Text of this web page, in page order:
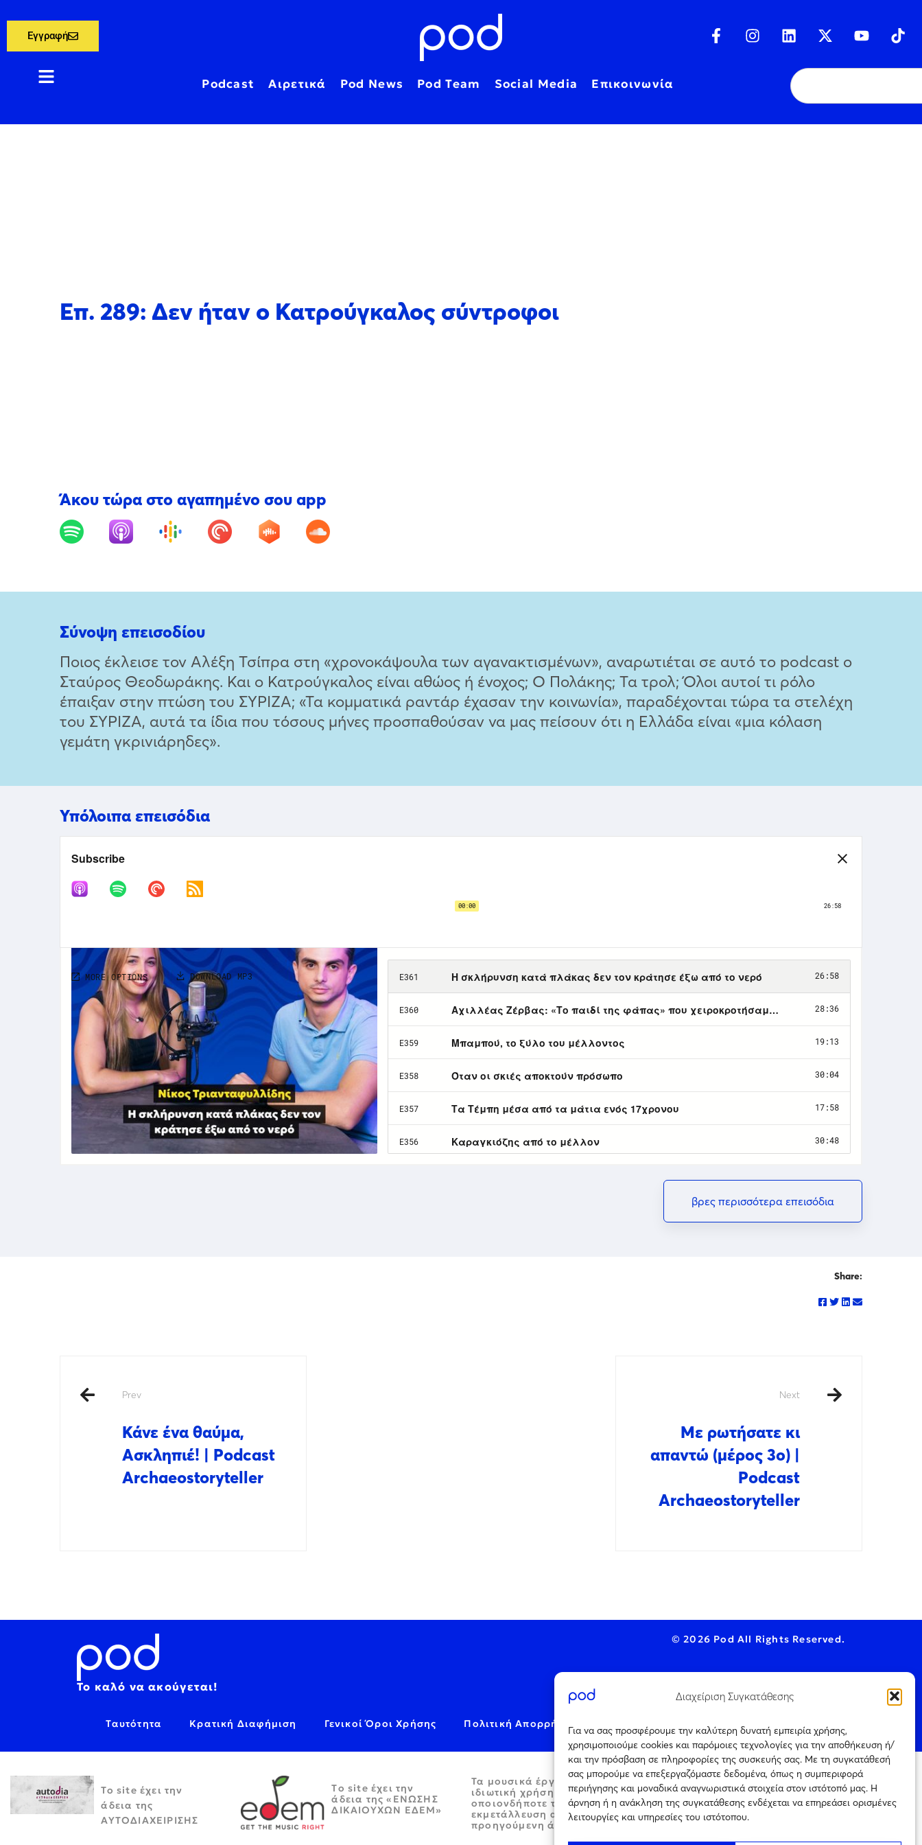
Διαχείριση Συγκατάθεσης
Για να σας προσφέρουμε την καλύτερη δυνατή εμπειρία χρήσης,
χρησιμοποιούμε cookies και παρόμοιες τεχνολογίες για την αποθήκευση ή/
και την πρόσβαση σε πληροφορίες της συσκευής σας. Με τη συγκατάθεσή
σας μπορούμε να επεξεργαζόμαστε δεδομένα, όπως η συμπεριφορά
περιήγησης και μοναδικά αναγνωριστικά στοιχεία στον ιστότοπό μας. Η
άρνηση ή η ανάκληση της συγκατάθεσης ενδέχεται να επηρεάσει ορισμένες
λειτουργίες και υπηρεσίες του ιστότοπου.
Εγγραφή
Podcast Αιρετικά Pod News Pod Team Social Media Επικοινωνία
Επ. 289: Δεν ήταν ο Κατρούγκαλος σύντροφοι
Άκου τώρα στο αγαπημένο σου app
Σύνοψη επεισοδίου
Ποιος έκλεισε τον Αλέξη Τσίπρα στη «χρονοκάψουλα των αγανακτισμένων», αναρωτιέται σε αυτό το podcast ο
Σταύρος Θεοδωράκης. Και ο Κατρούγκαλος είναι αθώος ή ένοχος; Ο Πολάκης; Τα τρολ; Όλοι αυτοί τι ρόλο
έπαιξαν στην πτώση του ΣΥΡΙΖΑ; «Τα κομματικά ραντάρ έχασαν την κοινωνία», παραδέχονται τώρα τα στελέχη
του ΣΥΡΙΖΑ, αυτά τα ίδια που τόσους μήνες προσπαθούσαν να μας πείσουν ότι η Ελλάδα είναι «μια κόλαση
γεμάτη γκρινιάρηδες».
Υπόλοιπα επεισόδια
βρες περισσότερα επεισόδια
Share:
Prev
Κάνε ένα θαύμα,
Ασκληπιέ! | Podcast
Archaeostoryteller
Next
Με ρωτήσατε κι
απαντώ (μέρος 3ο) |
Podcast
Archaeostoryteller
Το καλό να ακούγεται!
© 2026 Pod All Rights Reserved.
Ταυτότητα Κρατική Διαφήμιση Γενικοί Όροι Χρήσης Πολιτική Απορρήτου Cookie Policy
Το site έχει την
άδεια της
ΑΥΤΟΔΙΑΧΕΙΡΙΣΗΣ
Tο site έχει την
άδεια της «ΕΝΩΣΗΣ
ΔΙΚΑΙΟΥΧΩΝ ΕΔΕΜ»
Τα μουσικά έργα παρέχονται μόνο για
ιδιωτική χρήση και απαγορεύεται η με
οποιονδήποτε τρόπο περαιτέρω
εκμετάλλευση αυτών χωρίς την
προηγούμενη άδεια.
Πιστοποίηση
επιχείρησης
ηλεκτρονικού τύπου